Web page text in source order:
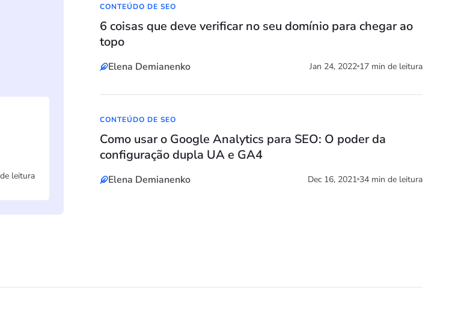
leitura
CONTEÚDO DE SEO
6 coisas que deve verificar no seu domínio para chegar ao
topo
Elena Demianenko Jan 24, 2022 17 min de leitura
CONTEÚDO DE SEO
Como usar o Google Analytics para SEO: O poder da
configuração dupla UA e GA4
Elena Demianenko Dec 16, 2021 34 min de leitura